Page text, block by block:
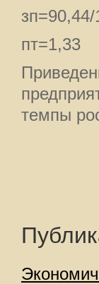
пт=1,33
темпы